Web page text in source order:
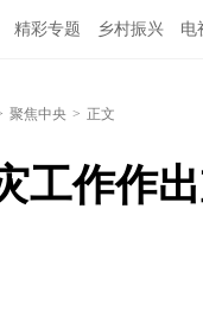
精彩专题 乡村振兴 电
聚焦中央 > 正文
工作作